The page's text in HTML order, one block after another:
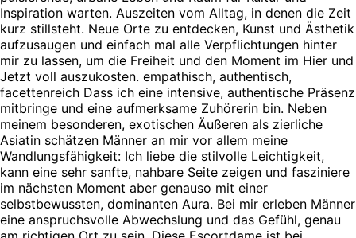
Inspiration warten. Auszeiten vom Alltag, in denen die Zeit
kurz stillsteht. Neue Orte zu entdecken, Kunst und Ästhetik
aufzusaugen und einfach mal alle Verpflichtungen hinter
mir zu lassen, um die Freiheit und den Moment im Hier und
Jetzt voll auszukosten. empathisch, authentisch,
facettenreich Dass ich eine intensive, authentische Präsenz
mitbringe und eine aufmerksame Zuhörerin bin. Neben
meinem besonderen, exotischen Äußeren als zierliche
Asiatin schätzen Männer an mir vor allem meine
Wandlungsfähigkeit: Ich liebe die stilvolle Leichtigkeit,
kann eine sehr sanfte, nahbare Seite zeigen und fasziniere
im nächsten Moment aber genauso mit einer
selbstbewussten, dominanten Aura. Bei mir erleben Männer
eine anspruchsvolle Abwechslung und das Gefühl, genau